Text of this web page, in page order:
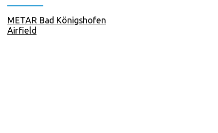
METAR Bad Königshofen
Airfield